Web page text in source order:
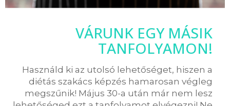
VÁRUNK EGY MÁSIK
TANFOLYAMON!
Használd ki az utolsó lehetőséget, hiszen a
diétás szakács képzés hamarosan végleg
megszűnik! Május 30-a után már nem lesz